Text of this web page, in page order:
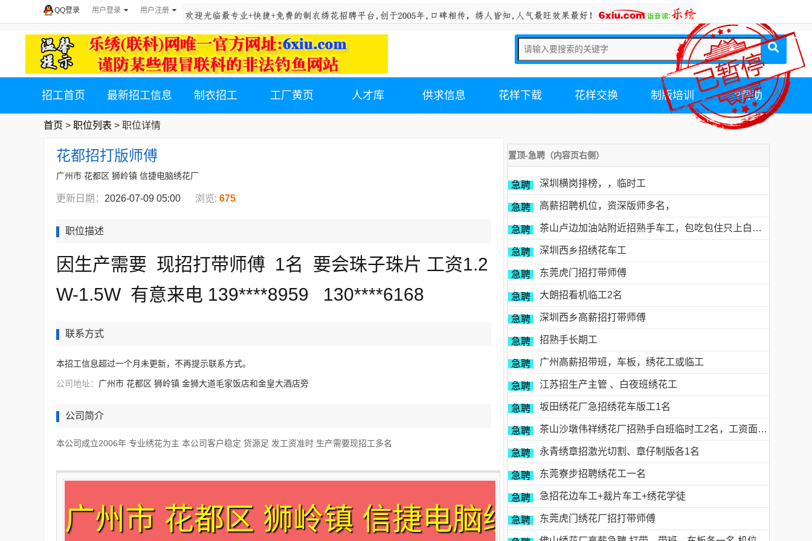
用户登录 用户注册
QQ登录
招工首页 最新招工信息 制衣招工 工厂黄页 人才库 供求信息 花样下载 花样交换 制版培训 ?帮助
首页 > 职位列表 > 职位详情
花都招打版师傅
广州市 花都区 狮岭镇 信捷电脑绣花厂
更新日期： 2026-07-09 05:00 浏览: 675
职位描述
因生产需要 现招打带师傅 1名 要会珠子珠片 工资1.2
W-1.5W 有意来电 139****8959 130****6168
联系方式
本招工信息超过一个月未更新，不再提示联系方式。
公司地址： 广州市 花都区 狮岭镇 金狮大道毛家饭店和金皇大酒店旁
公司简介
本公司成立2006年 专业绣花为主 本公司客户稳定 货源足 发工资准时 生产需要现招工多名
广州市 花都区 狮岭镇 信捷电脑绣花厂
置顶-急聘（内容页右侧）
急聘 深圳横岗排榜，，临时工
急聘 高薪招聘机位，资深版师多名，
急聘 茶山卢边加油站附近招熟手车工，包吃包住只上白班，工资面议有的请电德胜13546915117
急聘 深圳西乡招绣花车工
急聘 东莞虎门招打带师傅
急聘 大朗招看机临工2名
急聘 深圳西乡高薪招打带师傅
急聘 招熟手长期工
急聘 广州高薪招带班，车板，绣花工或临工
急聘 江苏招生产主管 、白夜班绣花工
急聘 坂田绣花厂急招绣花车版工1名
急聘 茶山沙墩伟祥绣花厂招熟手白班临时工2名，工资面议，包吃住有的请电18676754153黎生
急聘 永青绣章招激光切割、章仔制版各1名
急聘 东莞寮步招聘绣花工一名
急聘 急招花边车工+裁片车工+绣花学徒
急聘 东莞虎门绣花厂招打带师傅